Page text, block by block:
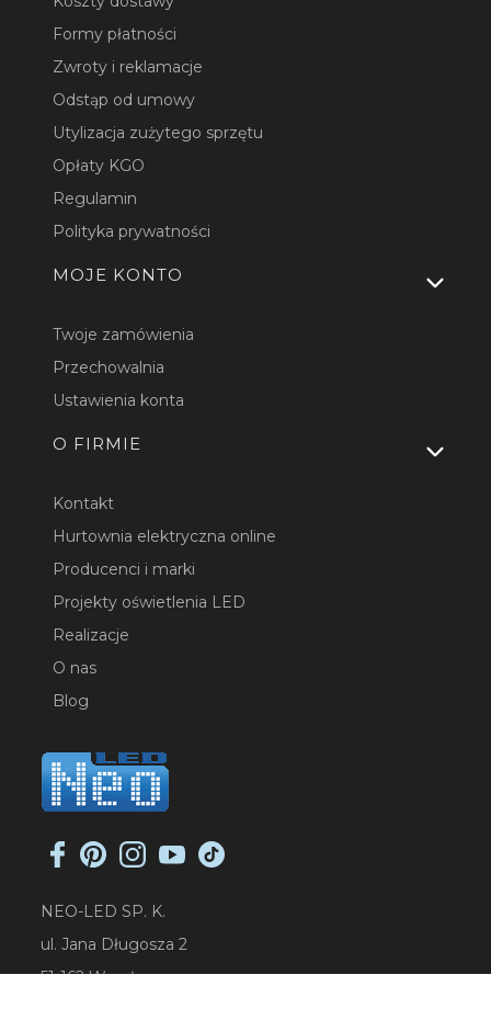
Formy płatności
Zwroty i reklamacje
Odstąp od umowy
Utylizacja zużytego sprzętu
Opłaty KGO
Regulamin
Polityka prywatności
MOJE KONTO
Twoje zamówienia
Przechowalnia
Ustawienia konta
O FIRMIE
Kontakt
Hurtownia elektryczna online
Producenci i marki
Projekty oświetlenia LED
Realizacje
O nas
Blog
NEO-LED SP. K.
ul. Jana Długosza 2
51-162 Wrocław